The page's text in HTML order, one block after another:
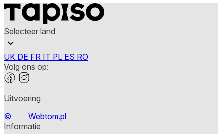
Selecteer land
UK DE FR IT PL ES RO
Volg ons op:
Uitvoering
©
Webtom.pl
Informatie